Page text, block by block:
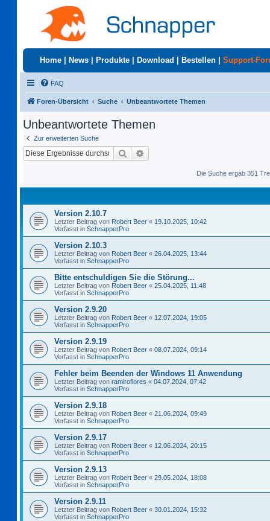
Home News Produkte Download Bestellen Support-
FAQ
Foren-Übersicht Suche Unbeantwortete Themen
Unbeantwortete Themen
Zur erweiterten Suche
Suche
Die Suche ergab 351
Version 2.10.7
Letzter Beitrag von Robert Beer « 19.10.2025, 10:42
Verfasst in SchnapperPro
Version 2.10.3
Letzter Beitrag von Robert Beer « 26.04.2025, 13:44
Verfasst in SchnapperPro
Bitte entschuldigen Sie die Störung...
Letzter Beitrag von Robert Beer « 25.04.2025, 11:48
Verfasst in SchnapperPro
Version 2.9.20
Letzter Beitrag von Robert Beer « 12.07.2024, 19:05
Verfasst in SchnapperPro
Version 2.9.19
Letzter Beitrag von Robert Beer « 08.07.2024, 09:14
Verfasst in SchnapperPro
Fehler beim Beenden der Windows 11 Anwendung
Letzter Beitrag von ramiroflores « 04.07.2024, 07:42
Verfasst in SchnapperPro
Version 2.9.18
Letzter Beitrag von Robert Beer « 21.06.2024, 09:49
Verfasst in SchnapperPro
Version 2.9.17
Letzter Beitrag von Robert Beer « 12.06.2024, 20:15
Verfasst in SchnapperPro
Version 2.9.13
Letzter Beitrag von Robert Beer « 29.05.2024, 18:08
Verfasst in SchnapperPro
Version 2.9.11
Letzter Beitrag von Robert Beer « 30.01.2024, 15:32
Verfasst in SchnapperPro